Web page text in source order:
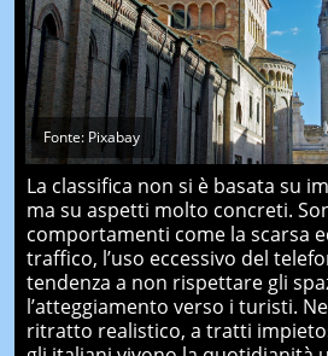
Fonte: Pixabay
La classifica non si è basata su
ma su aspetti molto concreti.
comportamenti come la scarsa
traffico, l’uso eccessivo del
tendenza a non rispettare gli
l’atteggiamento verso i turisti.
ritratto realistico, a tratti